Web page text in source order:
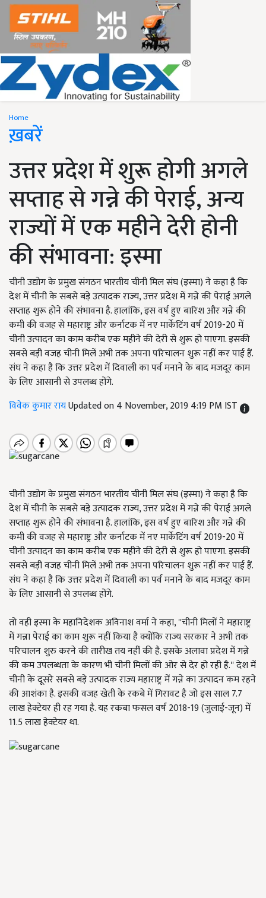
Home
ख़बरें
उत्तर प्रदेश में शुरू होगी अगले
सप्ताह से गन्ने की पेराई, अन्य
राज्यों में एक महीने देरी होनी
की संभावना: इस्मा
चीनी उद्योग के प्रमुख संगठन भारतीय चीनी मिल संघ (इस्मा) ने कहा है कि
देश में चीनी के सबसे बड़े उत्पादक राज्य, उत्तर प्रदेश में गन्ने की पेराई अगले
सप्ताह शुरू होने की संभावना है. हालांकि, इस वर्ष हुए बारिश और गन्ने की
कमी की वजह से महाराष्ट्र और कर्नाटक में नए मार्केटिंग वर्ष 2019-20 में
चीनी उत्पादन का काम करीब एक महीने की देरी से शुरू हो पाएगा. इसकी
सबसे बड़ी वजह चीनी मिलें अभी तक अपना परिचालन शुरू नहीं कर पाई हैं.
संघ ने कहा है कि उत्तर प्रदेश में दिवाली का पर्व मनाने के बाद मजदूर काम
के लिए आसानी से उपलब्ध होंगे.
विवेक कुमार रायUpdated on 4 November, 2019 4:19 PM IST
चीनी उद्योग के प्रमुख संगठन भारतीय चीनी मिल संघ (इस्मा) ने कहा है कि
देश में चीनी के सबसे बड़े उत्पादक राज्य,उत्तर प्रदेश में गन्ने की पेराई अगले
सप्ताह शुरू होने की संभावना है. हालांकि,इस वर्ष हुए बारिश और गन्ने की
कमी की वजह से महाराष्ट्र और कर्नाटक में नए मार्केटिंग वर्ष 2019-20 में
चीनी उत्पादन का काम करीब एक महीने की देरी से शुरू हो पाएगा. इसकी
सबसे बड़ी वजह चीनी मिलें अभी तक अपना परिचालन शुरू नहीं कर पाई हैं.
संघ ने कहा है कि उत्तर प्रदेश में दिवाली का पर्व मनाने के बाद मजदूर काम
के लिए आसानी से उपलब्ध होंगे.
तो वही इस्मा के महानिदेशक अविनाश वर्मा ने कहा, ''चीनी मिलों ने महाराष्ट्र
में गन्ना पेराई का काम शुरू नहीं किया है क्योंकि राज्य सरकार ने अभी तक
परिचालन शुरु करने की तारीख तय नहीं की है. इसके अलावा प्रदेश में गन्ने
की कम उपलब्धता के कारण भी चीनी मिलों की ओर से देर हो रही है.''देश में
चीनी के दूसरे सबसे बड़े उत्पादक राज्य महाराष्ट्र में गन्ने का उत्पादन कम रहने
की आशंका है. इसकी वजह खेती के रकबे में गिरावट है जो इस साल 7.7
लाख हेक्टेयर ही रह गया है. यह रकबा फसल वर्ष 2018-19 (जुलाई-जून) में
11.5 लाख हेक्टेयर था.